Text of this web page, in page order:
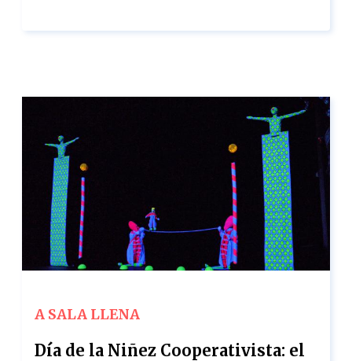
A SALA LLENA
Día de la Niñez Cooperativista: el